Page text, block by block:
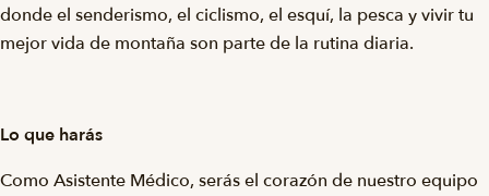
donde el senderismo, el ciclismo, el esquí, la pesca y vivir tu
mejor vida de montaña son parte de la rutina diaria.
Lo que harás
Como Asistente Médico, serás el corazón de nuestro equipo